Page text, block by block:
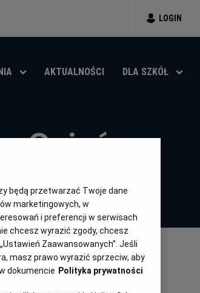
LOGIN
AKTUALNOŚCI DLA SZKÓŁ
Ogień
i
rok
produkcji
będą przetwarzać Twoje dane
marketingowych, w
i preferencji w serwisach
chcesz wyrazić zgody, chcesz
Zaawansowanych”. Jeśli
masz prawo wyrazić sprzeciw, aby
dokumencie Polityka prywatności